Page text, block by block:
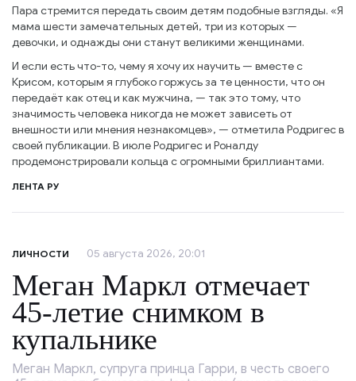
Пара стремится передать своим детям подобные взгляды. «Я
мама шести замечательных детей, три из которых —
девочки, и однажды они станут великими женщинами.
И если есть что-то, чему я хочу их научить — вместе с
Крисом, которым я глубоко горжусь за те ценности, что он
передаёт как отец и как мужчина, — так это тому, что
значимость человека никогда не может зависеть от
внешности или мнения незнакомцев», — отметила Родригес в
своей публикации. В июле Родригес и Роналду
продемонстрировали кольца с огромными бриллиантами.
ЛЕНТА РУ
ЛИЧНОСТИ 05 августа 2026, 20:01
Меган Маркл отмечает
45-летие снимком в
купальнике
Меган Маркл, супруга принца Гарри, в честь своего